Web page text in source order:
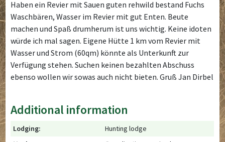
Haben ein Revier mit Sauen guten rehwild bestand Fuchs
Waschbären, Wasser im Revier mit gut Enten. Beute
machen und Spaß drumherum ist uns wichtig. Keine idoten
würde ich mal sagen. Eigene Hütte 1 km vom Revier mit
Wasser und Strom (60qm) könnte als Unterkunft zur
Verfügung stehen. Suchen keinen bezahlten Abschuss
ebenso wollen wir sowas auch nicht bieten. Gruß Jan Dirbel
Additional information
Lodging:
Hunting lodge